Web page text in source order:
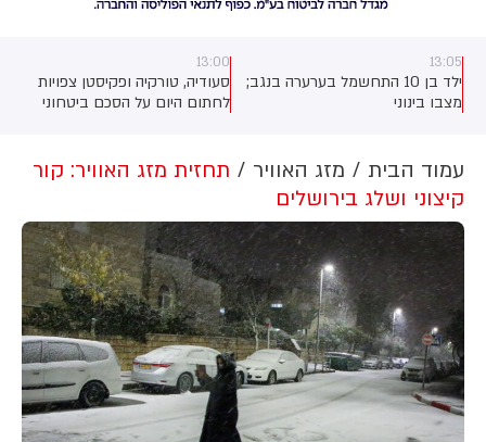
13:05
ילד בן 10 התחשמל בערערה בנגב;
מצבו בינוני
13:00
סעודיה, טורקיה ופקיסטן צפויות
לחתום היום על הסכם ביטחוני
ובפקיסטן. לפי גורם ביטחוני טורקי,
ההסכם צפוי להיחתם בסעודיה
מוחמד בן סלמאן, נשיא טורקיה,
רג'פ טאיפ ארדואן וראש ממשלת
פקיסטן, שהבז שריף.
עמוד הבית מזג האוויר
תחזית מזג האוויר: קור
קיצוני ושלג בירושלים